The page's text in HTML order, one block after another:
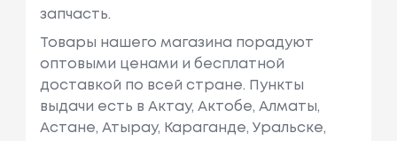
запчасть.
Товары нашего магазина порадуют
оптовыми ценами и бесплатной
доставкой по всей стране. Пункты
выдачи есть в Актау, Актобе, Алматы,
Астане, Атырау, Караганде, Уральске,